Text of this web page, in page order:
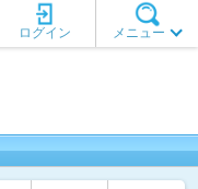
メニュー
ログイン